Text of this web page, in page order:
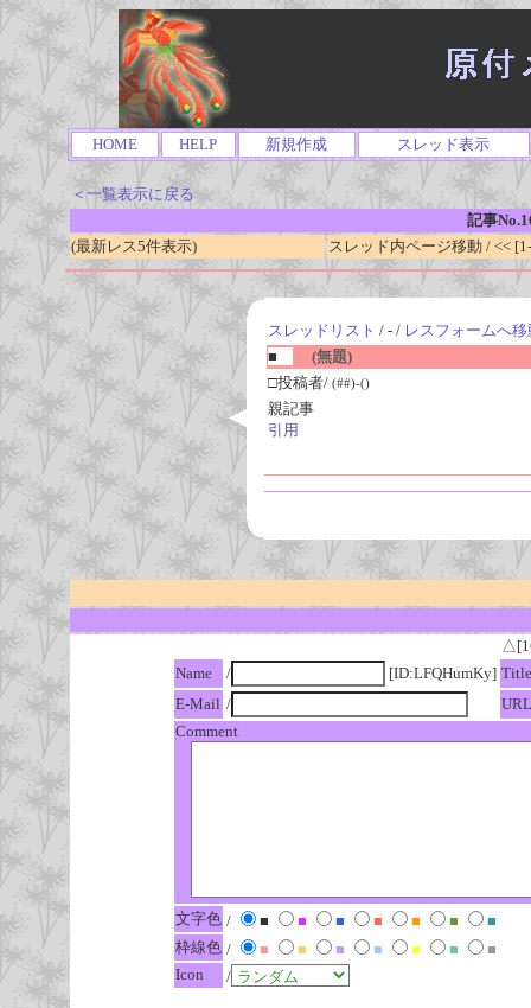
HOME HELP 新規作成 スレッド表示
＜一覧表示に戻る
記事
(最新レス5件表示)
スレッド内ページ移動 / <<
スレッドリスト / - / レスフォームへ移
■
(無題)
□投稿者/ (##)-()
親記事
引用
Name
/ [ID:LFQHumKy] Title
E-Mail /
URL
Comment
文字色 / ■ ■ ■ ■ ■ ■
■
枠線色 / ■ ■ ■ ■ ■ ■
■
Icon
/